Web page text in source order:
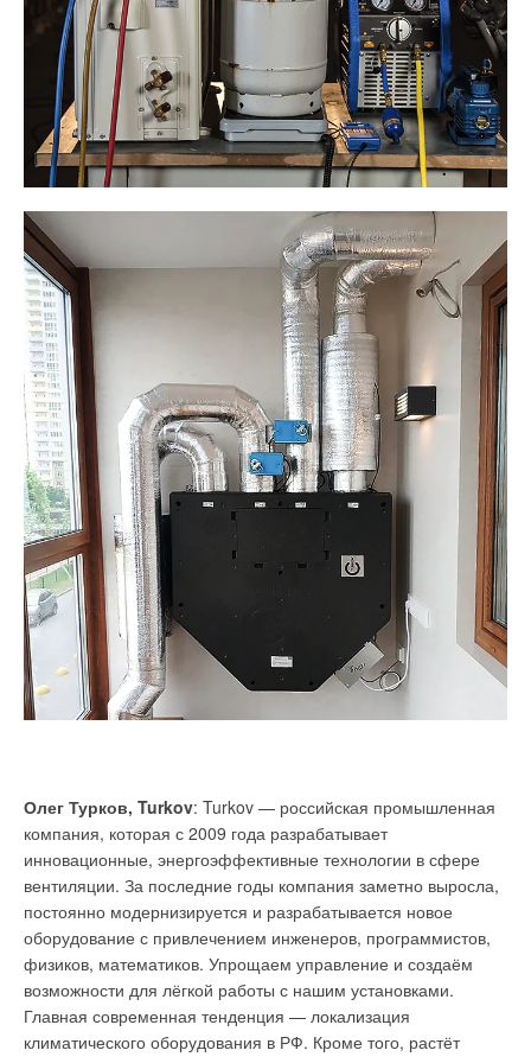
Олег Турков, Turkov: Turkov — российская промышленная
компания, которая с 2009 года разрабатывает
инновационные, энергоэффективные технологии в сфере
вентиляции. За последние годы компания заметно выросла,
постоянно модернизируется и разрабатывается новое
оборудование с привлечением инженеров, программистов,
физиков, математиков. Упрощаем управление и создаём
возможности для лёгкой работы с нашим установками.
Главная современная тенденция — локализация
климатического оборудования в РФ. Кроме того, растёт
реконструкции и капитального ремонта с целью обеспечения
соответствия зданий требованиям энергетической
эффективности и требованиям оснащённости их приборами
учёта используемых энергетических ресурсов.
Перечень требований энергетической эффективности,
которым здание должно соответствовать при вводе
в эксплуатацию и в процессе эксплуатации, обоснование
требуемых температурных графиков центрального
регулирования системы отопления в зависимости
от изменения температуры наружного воздуха и с учётом
теплового баланса здания и выявленного запаса тепловой
мощности системы отопления, в системы вентиляции — для
поддержания заданной температуры приточного воздуха,
в системе горячего водоснабжения — поддержание
заданной температуры и давления в местах водоразбора,
на вводе тепловых сетей в здание — ограничение
максимального расхода теплоносителя из тепловых сетей
с учётом использования аккумулирующей способности
здания для гашения суточной неравномерности потребления
горячей воды.
в графической части
е) Ситуационный план расположения в здании приборов
учёта и автоматического регулирования, используемых
энергетических и водных ресурсов.
с размещением на ней приборов учёта и автоматического
регулирования.
Для обеспечения энергетической эффективности зданий при
их проектировании необходимо включить следующее:
1. В СП 60.13330.2020 «Отопление, вентиляция
и кондиционирование воздуха» или в методический документ
в развитие этого СП — раздел «Определение удельного
годового расхода тепловой энергии на отопление